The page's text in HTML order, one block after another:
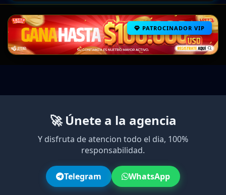
PATROCINADOR VIP
🚀 Únete a la agencia
Y disfruta de atencion todo el dia, 100%
responsabilidad.
Telegram WhatsApp